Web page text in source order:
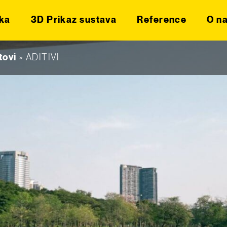
3D Prikaz sustava Reference O
» ADITIVI